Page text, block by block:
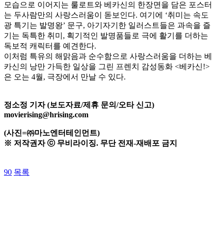
모습으로 이어지는 룰로트와 베카신의 한장면을 담은 포스터
는 두사람만의 사랑스러움이 돋보인다. 여기에 ‘취미는 속도
광 특기는 발명왕’ 문구, 아기자기한 일러스트들은 과속을 즐
기는 독특한 취미, 획기적인 발명품들로 극에 활기를 더하는
독보적 캐릭터를 예견한다.
이처럼 특유의 해맑음과 순수함으로 사랑스러움을 더하는 베
카신의 낭만 가득한 일상을 그린 프렌치 감성동화 <베카신!>
은 오는 4월, 극장에서 만날 수 있다.
정소정 기자 (보도자료/제휴 문의/오타 신고)
movierising@hrising.com
(사진=㈜마노엔터테인먼트)
※ 저작권자 ⓒ 무비라이징. 무단 전재-재배포 금지
90 목록